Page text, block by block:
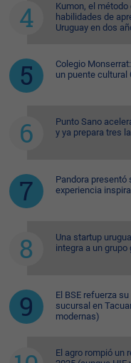
Kumon, el
habilidades de
Uruguay en dos
Colegio
un puente cultural
Punto Sano
y ya prepara tres
Pandora presentó
experiencia
Una startup
integra a un
El BSE refuerza
sucursal en
modernas)
El agro rompió un